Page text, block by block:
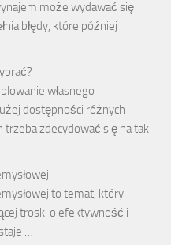
może wydawać się
błędy, które później
własnego
dostępności różnych
trzeba zdecydować się na tak
to temat, który
troski o efektywność i
…